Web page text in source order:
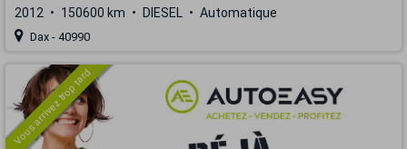
2012 150600 km DIESEL Automatique
Dax - 40990
Vous arrivez trop tard